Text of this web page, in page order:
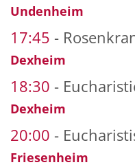
Undenheim
17:45
Dexheim
18:30
Dexheim
20:00
Friesenheim